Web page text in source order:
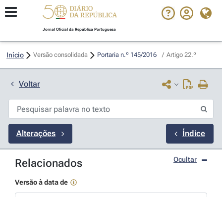
Jornal Oficial da República Portuguesa
Início Versão consolidada Portaria n.º 145/2016 / Artigo 22.º
Voltar
Alterações Índice
Relacionados Ocultar
Versão à data de